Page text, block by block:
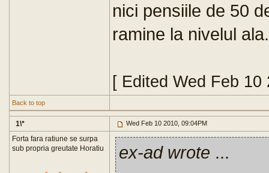
nici pensiile de 50
ramine la nivelul
[ Edited Wed Feb 10
Back to top
1\* Wed Feb 10 2010, 09:04PM
Forta fara ratiune se surpa
sub propria greutate Horatiu
ex-ad wrote ...